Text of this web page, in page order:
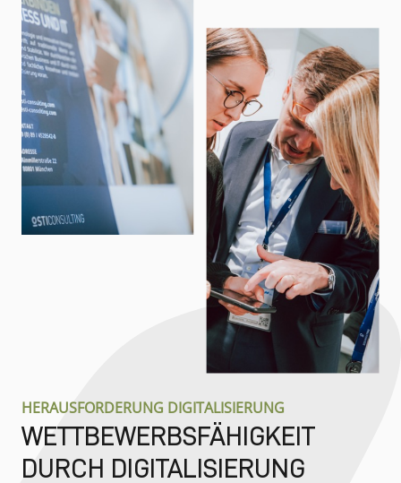
HERAUSFORDERUNG DIGITALISIERUNG
WETTBEWERBSFÄHIGKEIT
DURCH DIGITALISIERUNG